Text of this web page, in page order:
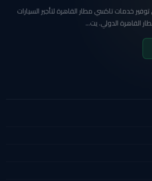
خدمات تاكسي مطار القاهرة لتأجير السيارات
القاهرة الدولي. يت...